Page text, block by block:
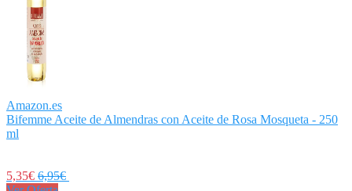
Amazon.es
Bifemme Aceite de Almendras con Aceite de Rosa Mosqueta - 250
ml
5,35€ 6,95€